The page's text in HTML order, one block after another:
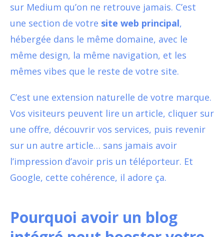
sur Medium qu’on ne retrouve jamais. C’est
une section de votre site web principal,
hébergée dans le même domaine, avec le
même design, la même navigation, et les
mêmes vibes que le reste de votre site.
C’est une extension naturelle de votre marque.
Vos visiteurs peuvent lire un article, cliquer sur
une offre, découvrir vos services, puis revenir
sur un autre article… sans jamais avoir
l’impression d’avoir pris un téléporteur. Et
Google, cette cohérence, il adore ça.
Pourquoi avoir un blog